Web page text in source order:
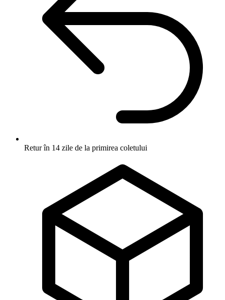
Retur în 14 zile de la primirea coletului